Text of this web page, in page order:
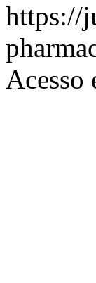
https://
Acesso